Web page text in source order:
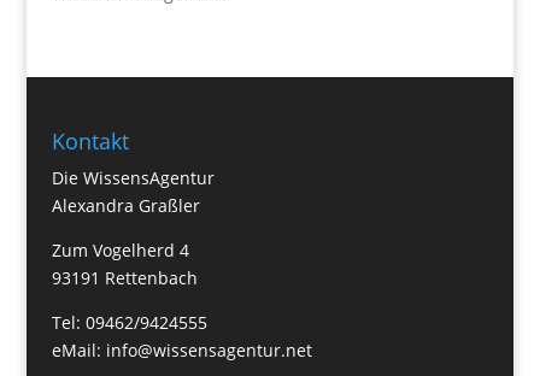
Kontakt
Die WissensAgentur
Alexandra Graßler
Zum Vogelherd 4
93191 Rettenbach
Tel: 09462/9424555
eMail: info@wissensagentur.net